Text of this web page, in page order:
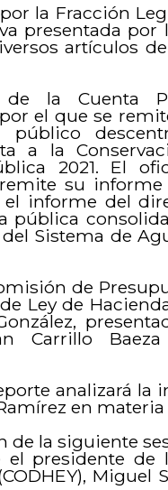
la Fracción
presentada por
artículos
la Cuenta
el que se
público
a la
2021. El
su informe
el informe del
pública
Sistema de
de
Ley de
Carrillo
analizará la
en
la siguiente
presidente de
Miguel